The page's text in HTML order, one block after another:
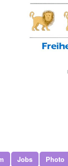
Jobs Photo